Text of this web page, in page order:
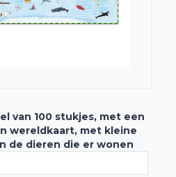
van 100 stukjes, met een
wereldkaart, met kleine
de dieren die er wonen